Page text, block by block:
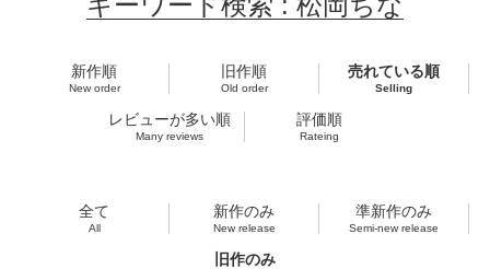
新作順
New order
旧作順
Old order
売れている順
Selling
レビューが多い順
Many reviews
評価順
Rateing
全て
All
新作のみ
New release
準新作のみ
Semi-new release
旧作のみ